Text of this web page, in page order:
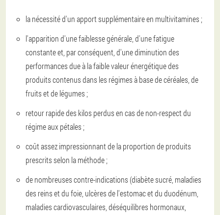
la nécessité d'un apport supplémentaire en multivitamines ;
l'apparition d'une faiblesse générale, d'une fatigue
constante et, par conséquent, d'une diminution des
performances due à la faible valeur énergétique des
produits contenus dans les régimes à base de céréales, de
fruits et de légumes ;
retour rapide des kilos perdus en cas de non-respect du
régime aux pétales ;
coût assez impressionnant de la proportion de produits
prescrits selon la méthode ;
de nombreuses contre-indications (diabète sucré, maladies
des reins et du foie, ulcères de l'estomac et du duodénum,
maladies cardiovasculaires, déséquilibres hormonaux,